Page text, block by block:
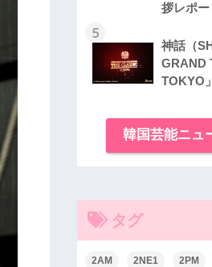
拶レポ
5
神話（
GRAND
TOKYO
韓国芸能ニュ
タグ
2AM 2NE1 2PM